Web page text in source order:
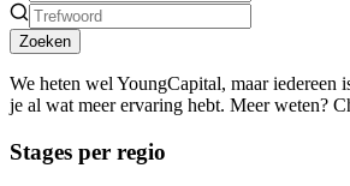
Zoeken
We heten wel YoungCapital, maar iedereen
je al wat meer ervaring hebt. Meer weten?
Stages per regio